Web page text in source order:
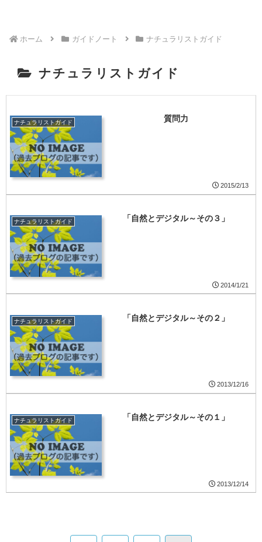
ホーム ガイドノート ナチュラリストガイド
ナチュラリストガイド
ナチュラリストガイド 質問力
2015/2/13
ナチュラリストガイド 「自然とデジタル～その３」
2014/1/21
ナチュラリストガイド 「自然とデジタル～その２」
2013/12/16
ナチュラリストガイド 「自然とデジタル～その１」
2013/12/14